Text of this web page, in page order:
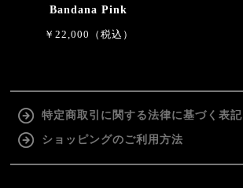
Bandana Pink
￥22,000（税込）
特定商取引に関する法律に基づく表記
ショッピングのご利用方法